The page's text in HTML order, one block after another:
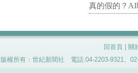
真的假的？
回首頁 關
版權所有：世紀新聞社 電話:04-2203-9321、